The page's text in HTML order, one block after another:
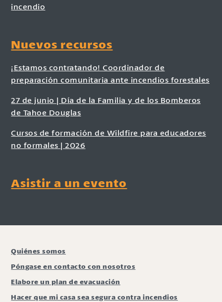
incendio
Nuevos recursos
¡Estamos contratando! Coordinador de
preparación comunitaria ante incendios forestales
27 de junio | Día de la Familia y de los Bomberos
de Tahoe Douglas
Cursos de formación de Wildfire para educadores
no formales | 2026
Asistir a un evento
Quiénes somos
Póngase en contacto con nosotros
Elabore un plan de evacuación
Hacer que mi casa sea segura contra incendios